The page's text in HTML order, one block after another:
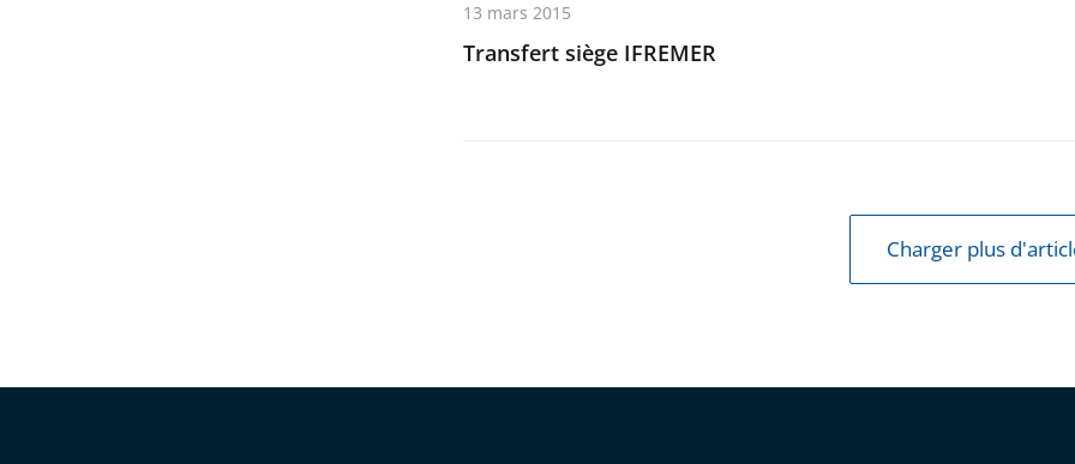
Transfert siège IFREMER
13 mars 2015
Charger plus